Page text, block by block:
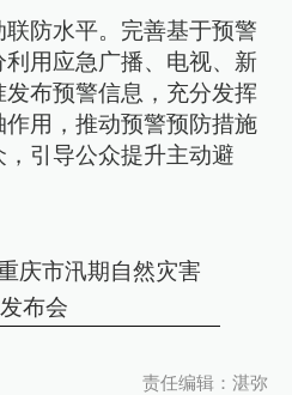
防水平。完善基于预警
用应急广播、电视、新
布预警信息，充分发挥
用，推动预警预防措施
引导公众提升主动避
庆市汛期自然灾害
布会
责任编辑：湛弥